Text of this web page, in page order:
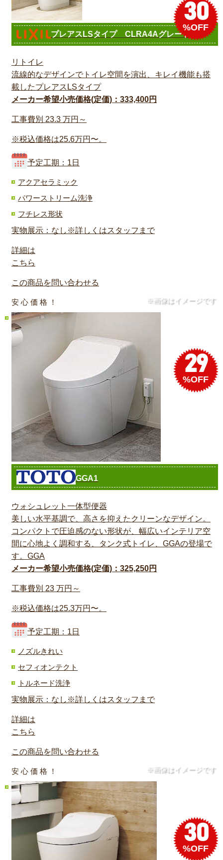
30
%OFF
※画像はイメージです
プレアスLSタイプ CLRA4Aグレード
リトイレ
流線的なデザインでトイレ空間を演出、キレイ機能も搭
載したプレアスLSタイプ
メーカー希望小売価格(定価)：333,400円
工事費別 23.3 万円～
※税込価格は25.6万円〜。
予定工期：1日
アクアセラミック
パワーストリーム洗浄
フチレス形状
実物展示：なし※詳しくはスタッフまで
詳細は
こちら
この商品を問い合わせる
安 心 価 格 ！
29
%OFF
※画像はイメージです
GGA1
ウォシュレット一体型便器
美しい水平基調で、高さを抑えたクリーンなデザイン。
コンパクトで圧迫感のない形状が、幅広いインテリア空
間に心地よく調和する、タンク式トイレ、GGAの登場で
す。GGA
メーカー希望小売価格(定価)：325,250円
工事費別 23 万円～
※税込価格は25.3万円〜。
予定工期：1日
ノズルきれい
セフィオンテクト
トルネード洗浄
実物展示：なし※詳しくはスタッフまで
詳細は
こちら
この商品を問い合わせる
安 心 価 格 ！
30
%OFF